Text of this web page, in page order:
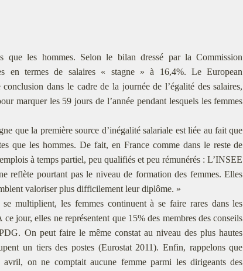
que les hommes. Selon le bilan dressé par la Commission
en termes de salaires « stagne » à 16,4%. Le European
dans le cadre de la journée de l’égalité des salaires,
marquer les 59 jours de l’année pendant lesquels les femmes
que la première source d’inégalité salariale est liée au fait que
que les hommes. De fait, en France comme dans le reste de
à temps partiel, peu qualifiés et peu rémunérés : L’INSEE
reflète pourtant pas le niveau de formation des femmes. Elles
valoriser plus difficilement leur diplôme. »
multiplient, les femmes continuent à se faire rares dans les
jour, elles ne représentent que 15% des membres des conseils
On peut faire le même constat au niveau des plus hautes
un tiers des postes (Eurostat 2011). Enfin, rappelons que
on ne comptait aucune femme parmi les dirigeants des